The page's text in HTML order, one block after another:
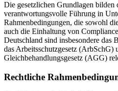
Die gesetzlichen Grundlagen bilden
verantwortungsvolle Führung in
Rahmenbedingungen, die sowohl
auch die Einhaltung von
Deutschland sind insbesondere das
das Arbeitsschutzgesetz (ArbSchG)
Gleichbehandlungsgesetz (AGG)
Rechtliche